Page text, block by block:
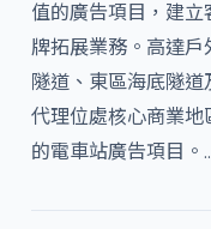
值的廣告項目，建
牌拓展業務。高達
隧道、東區海底隧
代理位處核心商業
的電車站廣告項目。